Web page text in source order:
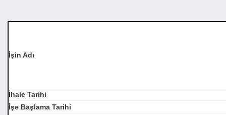
İşin Adı
İhale Tarihi
İşe Başlama Tarihi